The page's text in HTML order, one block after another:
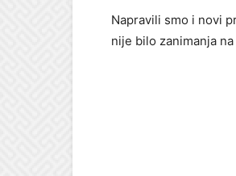
Napravili smo i novi
nije bilo zanimanja